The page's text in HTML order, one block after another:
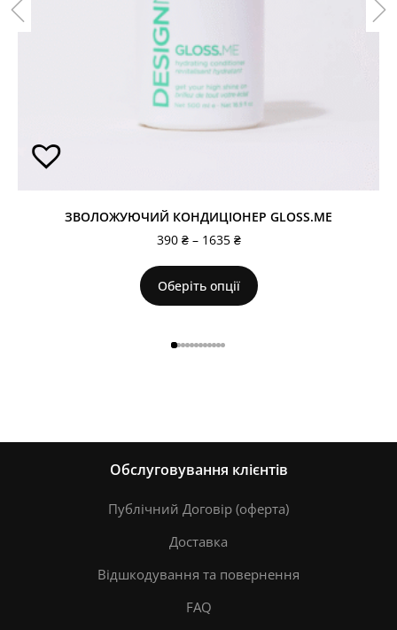
ЗВОЛОЖУЮЧИЙ КОНДИЦІОНЕР GLOSS.ME
390 ₴ – 1635 ₴
Оберіть опції
Обслуговування клієнтів
Публічний Договір (оферта)
Доставка
Відшкодування та повернення
FAQ